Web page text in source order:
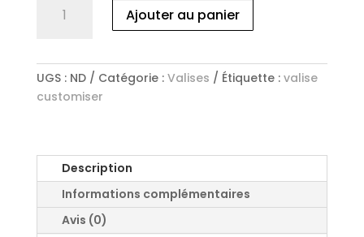
"Abstrait
Looney
Ajouter au panier
UGS : ND Catégorie : Valises Étiquette : valise
customiser
Description
Informations complémentaires
Avis (0)